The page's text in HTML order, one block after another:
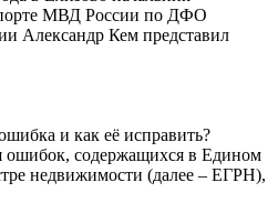
МВД России по ДФО
Александр Кем представил
и как её исправить?
ошибок, содержащихся в Едином
недвижимости (далее – ЕГРН),